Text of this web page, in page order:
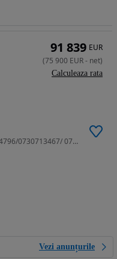
480 CP • 75900 eur+tva, Bolintin, 0725574796/0730713467/ 0726122423/ 0790826175
Vezi anunțurile
91 839 EUR
(75 900 EUR- net)
Calculeaza rata